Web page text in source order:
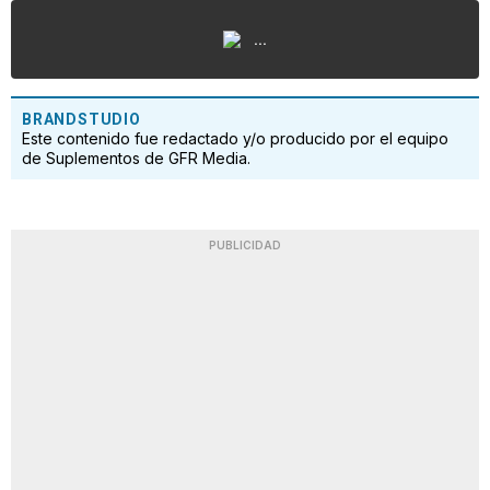
...
BRANDSTUDIO
Este contenido fue redactado y/o producido por el equipo
de Suplementos de GFR Media.
PUBLICIDAD